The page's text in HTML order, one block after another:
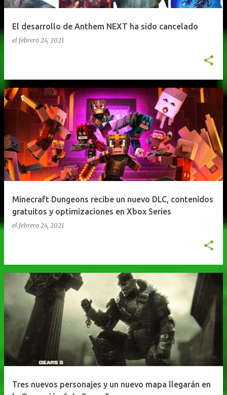
El desarrollo de Anthem NEXT ha sido cancelado
el febrero 24, 2021
Minecraft Dungeons recibe un nuevo DLC, contenidos
gratuitos y optimizaciones en Xbox Series
el febrero 24, 2021
Tres nuevos personajes y un nuevo mapa llegarán en